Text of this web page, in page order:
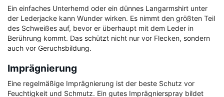
Ein einfaches Unterhemd oder ein dünnes Langarmshirt unter
der Lederjacke kann Wunder wirken. Es nimmt den größten Teil
des Schweißes auf, bevor er überhaupt mit dem Leder in
Berührung kommt. Das schützt nicht nur vor Flecken, sondern
auch vor Geruchsbildung.
Imprägnierung
Eine regelmäßige Imprägnierung ist der beste Schutz vor
Feuchtigkeit und Schmutz. Ein gutes Imprägnierspray bildet